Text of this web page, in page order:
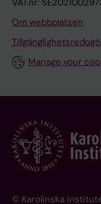
VAT.nr:
Om webbplatsen
Manage your
© Karolinska